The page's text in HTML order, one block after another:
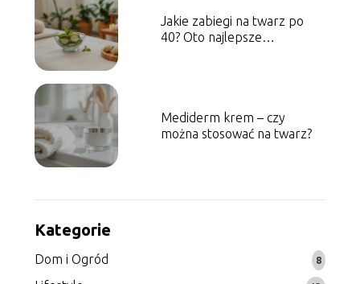
Jakie zabiegi na twarz po
40? Oto najlepsze
Mediderm krem – czy
można stosować na twarz?
Kategorie
Dom i Ogród 8